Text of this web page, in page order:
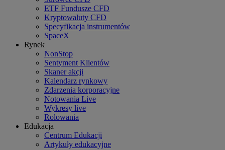
ETF Fundusze CFD
Kryptowaluty CFD
Specyfikacja instrumentów
SpaceX
Rynek
NonStop
Sentyment Klientów
Skaner akcji
Kalendarz rynkowy
Zdarzenia korporacyjne
Notowania Live
Wykresy live
Rolowania
Edukacja
Centrum Edukacji
Artykuły edukacyjne